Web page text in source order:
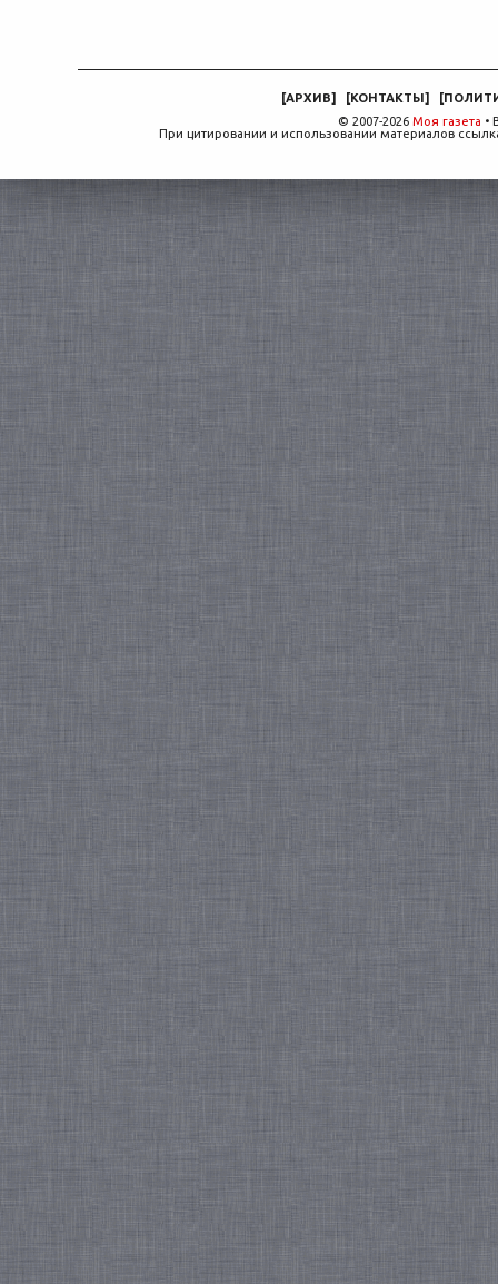
[АРХИВ] [КОНТАКТЫ] [
© 2007-2026 Моя газета •
При цитировании и использовании материалов